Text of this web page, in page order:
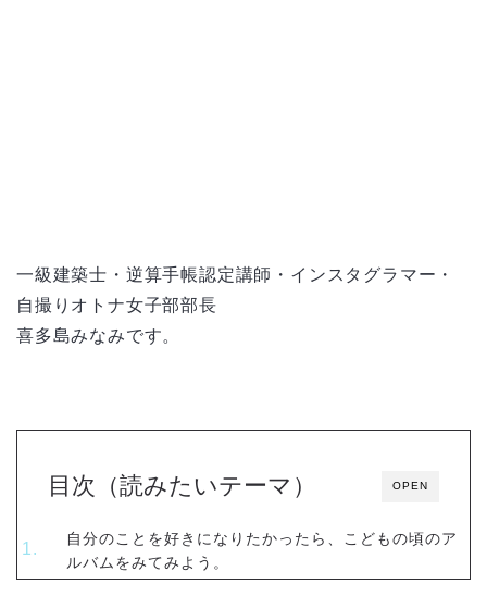
一級建築士・逆算手帳認定講師・インスタグラマー・
自撮りオトナ女子部部長
喜多島みなみです。
OPEN
目次（読みたいテーマ）
自分のことを好きになりたかったら、こどもの頃のア
ルバムをみてみよう。